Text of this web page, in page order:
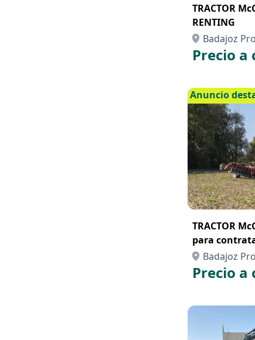
TRACTOR
RENTING
Badajoz
Precio
Anuncio
TRACTOR
para
Badajoz
Precio